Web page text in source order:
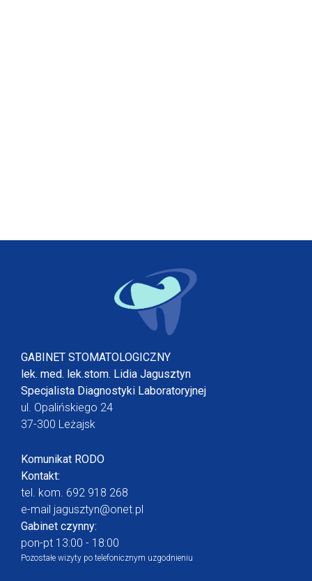
GABINET STOMATOLOGICZNY
lek. med. lek.stom. Lidia Jagusztyn
Specjalista Diagnostyki Laboratoryjnej
ul. Opalińskiego 24
37-300 Leżajsk
Komunikat RODO
Kontakt:
tel. kom. 692 918 268
e-mail jagusztyn@onet.pl
Gabinet czynny:
pon-pt 13:00 - 18:00
Pozostałe wizyty po telefonicznym uzgodnieniu